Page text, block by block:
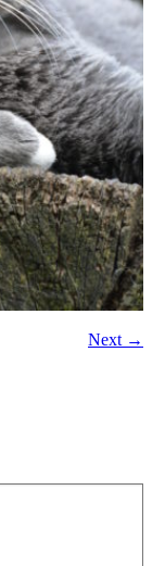
Next →